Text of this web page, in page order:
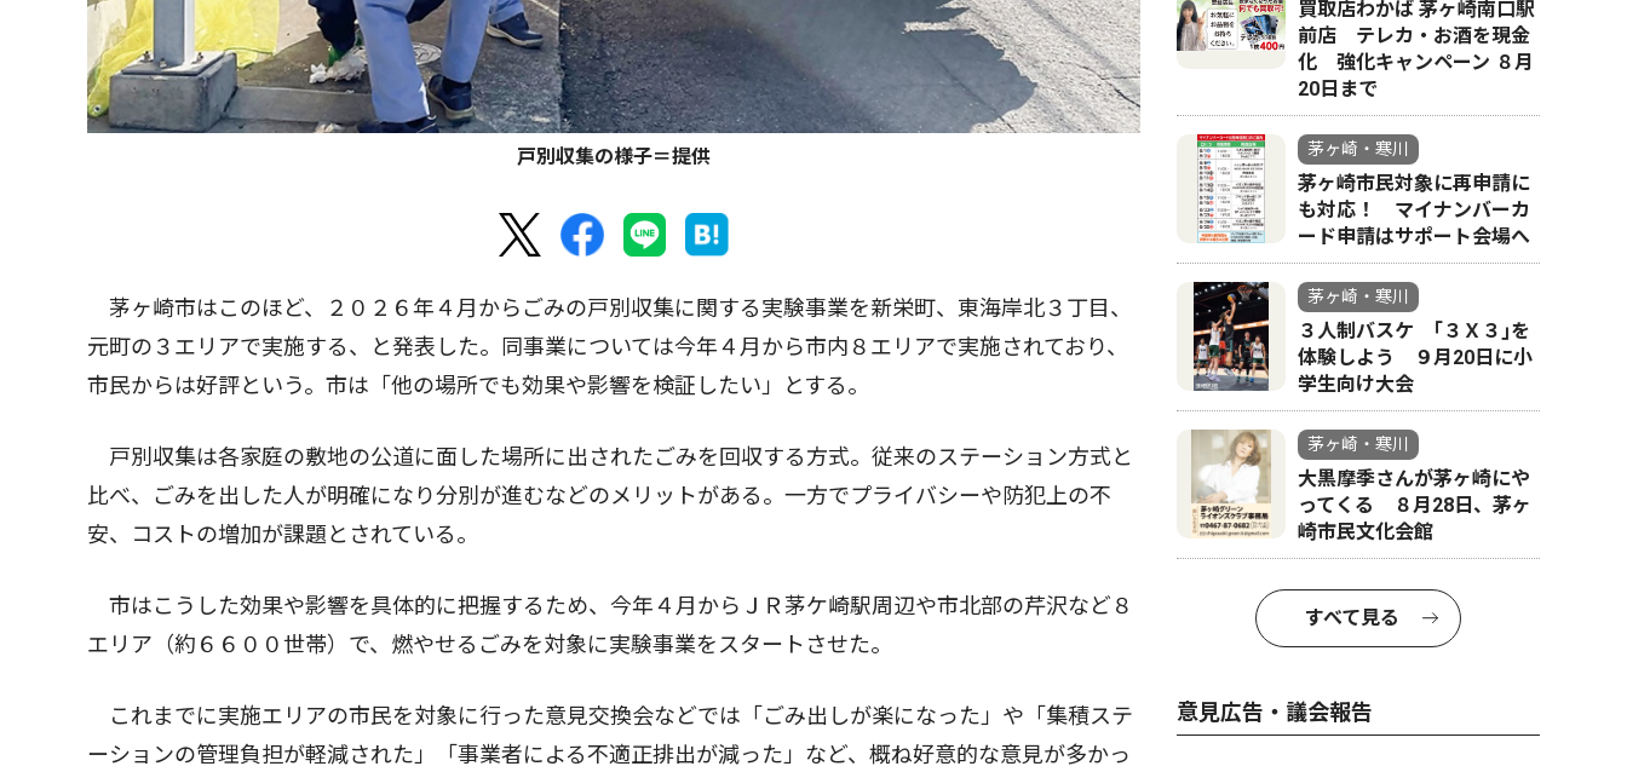
戸別収集の様子＝提供
茅ヶ崎市はこのほど、２０２６年４月からごみの戸別収集に関する実験事業を新栄町、東海岸北３丁目、
元町の３エリアで実施する、と発表した。同事業については今年４月から市内８エリアで実施されており、
市民からは好評という。市は「他の場所でも効果や影響を検証したい」とする。
戸別収集は各家庭の敷地の公道に面した場所に出されたごみを回収する方式。従来のステーション方式と
比べ、ごみを出した人が明確になり分別が進むなどのメリットがある。一方でプライバシーや防犯上の不
安、コストの増加が課題とされている。
市はこうした効果や影響を具体的に把握するため、今年４月からＪＲ茅ケ崎駅周辺や市北部の芹沢など８
エリア（約６６００世帯）で、燃やせるごみを対象に実験事業をスタートさせた。
これまでに実施エリアの市民を対象に行った意見交換会などでは「ごみ出しが楽になった」や「集積ステ
ーションの管理負担が軽減された」「事業者による不適正排出が減った」など、概ね好意的な意見が多かっ
買取店わかば 茅ヶ崎南口駅
前店 テレカ・お酒を現金
化 強化キャンペーン ８月
20日まで
茅ヶ崎・寒川
茅ヶ崎市民対象に再申請に
も対応！ マイナンバーカ
ード申請はサポート会場へ
茅ヶ崎・寒川
３人制バスケ ｢３Ｘ３｣を
体験しよう ９月20日に小
学生向け大会
茅ヶ崎・寒川
大黒摩季さんが茅ヶ崎にや
ってくる ８月28日、茅ヶ
崎市民文化会館
すべて見る
意見広告・議会報告